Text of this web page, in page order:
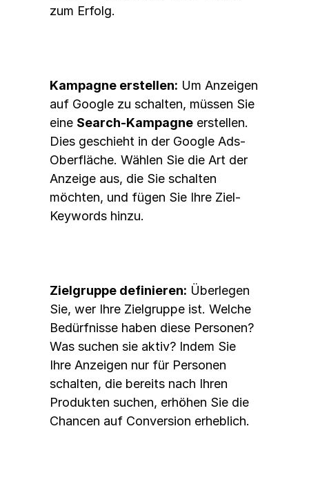
zum Erfolg.
Kampagne erstellen: Um Anzeigen
auf Google zu schalten, müssen Sie
eine Search-Kampagne erstellen.
Dies geschieht in der Google Ads-
Oberfläche. Wählen Sie die Art der
Anzeige aus, die Sie schalten
möchten, und fügen Sie Ihre Ziel-
Keywords hinzu.
Zielgruppe definieren: Überlegen
Sie, wer Ihre Zielgruppe ist. Welche
Bedürfnisse haben diese Personen?
Was suchen sie aktiv? Indem Sie
Ihre Anzeigen nur für Personen
schalten, die bereits nach Ihren
Produkten suchen, erhöhen Sie die
Chancen auf Conversion erheblich.